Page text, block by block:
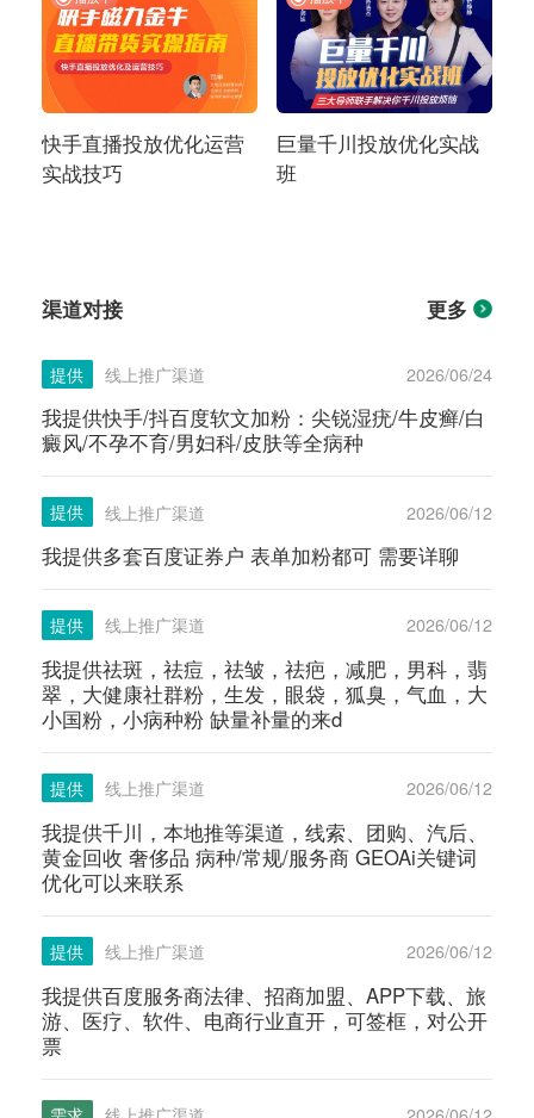
快手直播投放优化运营
实战技巧
巨量千川投放优化实战
班
渠道对接 更多
提供 线上推广渠道 2026/06/24
我提供快手/抖百度软文加粉：尖锐湿疣/牛皮癣/白
癜风/不孕不育/男妇科/皮肤等全病种
提供 线上推广渠道 2026/06/12
我提供多套百度证券户 表单加粉都可 需要详聊
提供 线上推广渠道 2026/06/12
我提供祛斑，祛痘，祛皱，祛疤，减肥，男科，翡
翠，大健康社群粉，生发，眼袋，狐臭，气血，大
小国粉，小病种粉 缺量补量的来d
提供 线上推广渠道 2026/06/12
我提供千川，本地推等渠道，线索、团购、汽后、
黄金回收 奢侈品 病种/常规/服务商 GEOAi关键词
优化可以来联系
提供 线上推广渠道 2026/06/12
我提供百度服务商法律、招商加盟、APP下载、旅
游、医疗、软件、电商行业直开，可签框，对公开
票